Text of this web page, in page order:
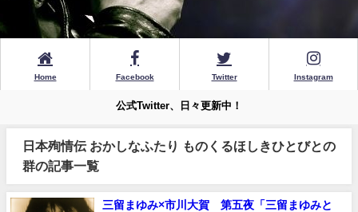
Home Facebook Twitter Instagram
公式Twitter、日々更新中！
日本殉情伝 おかしなふたり ものくるほしきひとびとの
群の記事一覧
三留まゆみ×市川大賀 第五夜「三留まゆみと